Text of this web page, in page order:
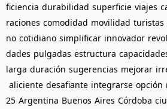
ficiencia durabilidad superficie viajes
raciones comodidad movilidad turistas
no cotidiano simplificar innovador
dades pulgadas estructura
larga duración sugerencias mejorar
aliciente desafiante integrarse opción
25 Argentina Buenos Aires Córdoba